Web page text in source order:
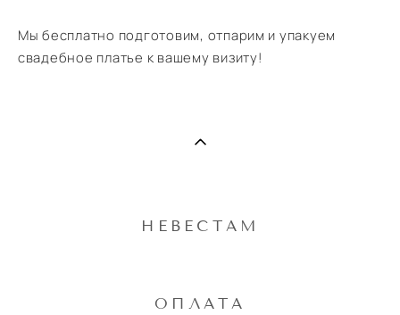
Мы бесплатно подготовим, отпарим и упакуем
свадебное платье к вашему визиту!
НЕВЕСТАМ
ОПЛАТА